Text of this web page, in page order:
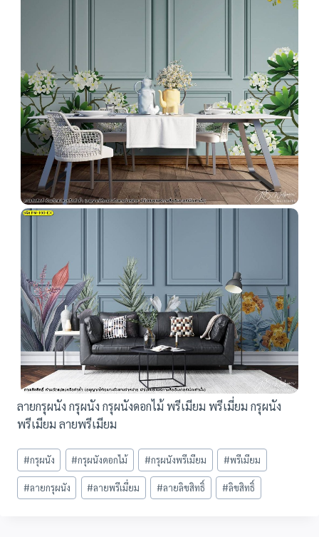
ลายกรุผนัง กรุผนัง กรุผนังดอกไม้ พรีเมียม พรีเมี่ยม กรุผนัง
พรีเมียม ลายพรีเมียม
Post
Tags:
#กรุผนัง #กรุผนังดอกไม้ #กรุผนังพรีเมียม #พรีเมียม
#ลายกรุผนัง #ลายพรีเมี่ยม #ลายลิขสิทธิ์ #ลิขสิทธิ์